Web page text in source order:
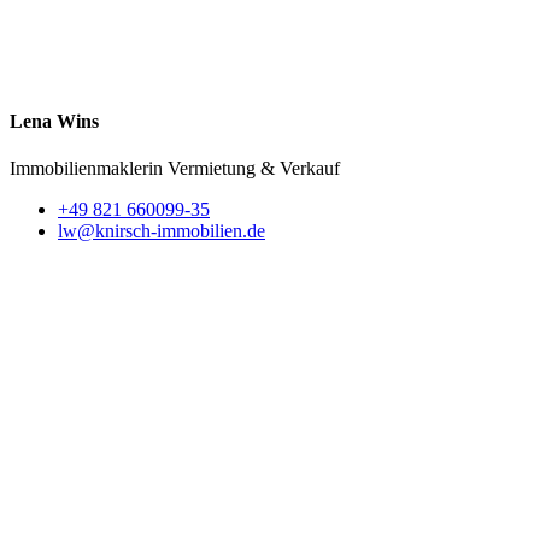
Lena Wins
Immobilienmaklerin Vermietung & Verkauf
+49 821 660099-35
lw@knirsch-immobilien.de